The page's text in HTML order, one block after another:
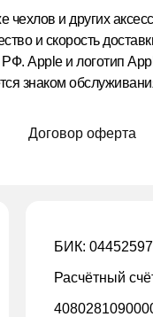
и других
и скорость
Apple и логотип
знаком
БИК:
Расчётный
Договор оферта